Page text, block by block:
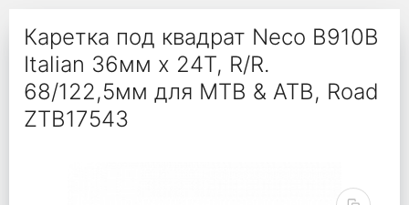
Каретка под квадрат Neco B910B
Italian 36мм x 24T, R/R.
68/122,5мм для MTB & ATB, Road
ZTB17543